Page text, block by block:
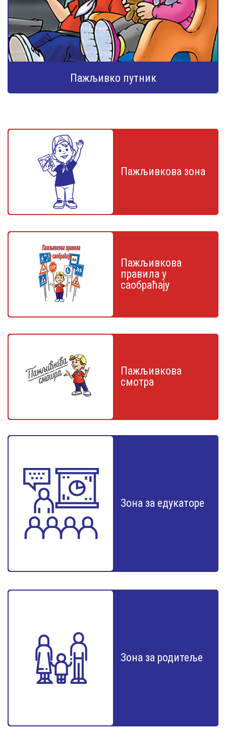
Пажљивко путник
Пажљивкова зона
Пажљивкова
правила у
саобраћају
Пажљивкова
смотра
Зона за едукаторе
Зона за родитеље